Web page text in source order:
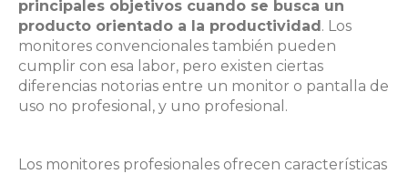
principales objetivos cuando se busca un
producto orientado a la productividad. Los
monitores convencionales también pueden
cumplir con esa labor, pero existen ciertas
diferencias notorias entre un monitor o pantalla de
uso no profesional, y uno profesional.
Los monitores profesionales ofrecen características